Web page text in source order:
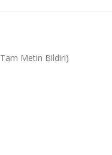
Metin Bildiri)